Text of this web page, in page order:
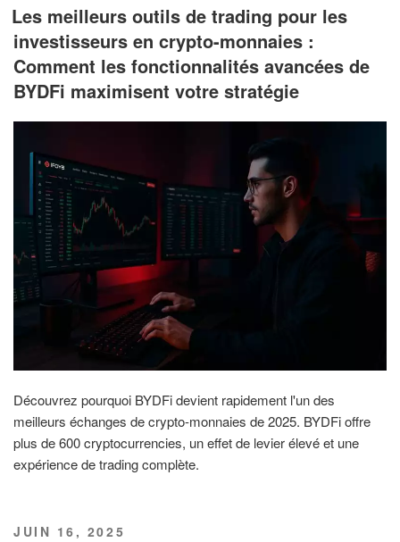
LE
Les meilleurs outils de trading pour les
investisseurs en crypto-monnaies :
Comment les fonctionnalités avancées de
BYDFi maximisent votre stratégie
Découvrez pourquoi BYDFi devient rapidement l'un des
meilleurs échanges de crypto-monnaies de 2025. BYDFi offre
plus de 600 cryptocurrencies, un effet de levier élevé et une
expérience de trading complète.
PUBLIÉ
JUIN 16, 2025